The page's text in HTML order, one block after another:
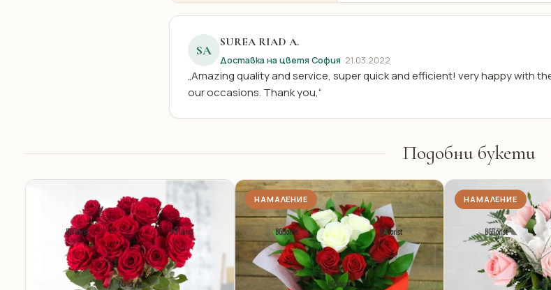
SA
SUREA RIAD A.
Доставка на цветя София ·21.03.2022
„Amazing quality and service, super quick and efficient! very happy with
our occasions. Thank you,“
Подобни букети
НАМАЛЕНИЕ НАМАЛЕНИЕ